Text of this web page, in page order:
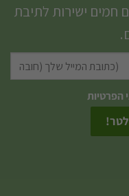
לבחור
האפשרויות
בעמוד
חמים ישירות לתיבת
הפרטיות